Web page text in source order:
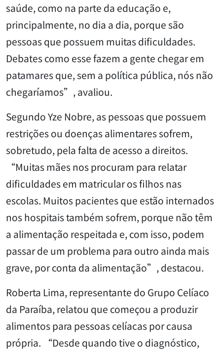
saúde, como na parte da educação e,
principalmente, no dia a dia, porque são
pessoas que possuem muitas dificuldades.
Debates como esse fazem a gente chegar em
patamares que, sem a política pública, nós não
chegaríamos”, avaliou.
Segundo Yze Nobre, as pessoas que possuem
restrições ou doenças alimentares sofrem,
sobretudo, pela falta de acesso a direitos.
“Muitas mães nos procuram para relatar
dificuldades em matricular os filhos nas
escolas. Muitos pacientes que estão internados
nos hospitais também sofrem, porque não têm
a alimentação respeitada e, com isso, podem
passar de um problema para outro ainda mais
grave, por conta da alimentação”, destacou.
Roberta Lima, representante do Grupo Celíaco
da Paraíba, relatou que começou a produzir
alimentos para pessoas celíacas por causa
própria. “Desde quando tive o diagnóstico,